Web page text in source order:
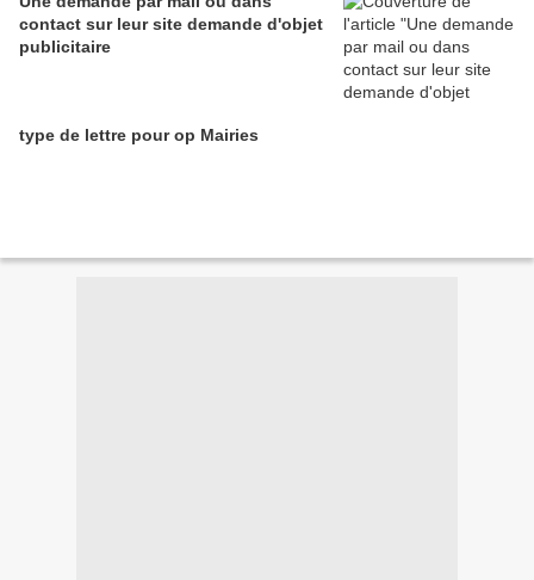
contact sur leur site demande d'objet
publicitaire
type de lettre pour op Mairies